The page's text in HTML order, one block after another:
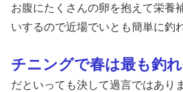
お腹にたくさんの卵を抱えて栄養
いするので近場でいとも簡単に釣
チニングで春は最も釣
だといっても決して過言ではあり